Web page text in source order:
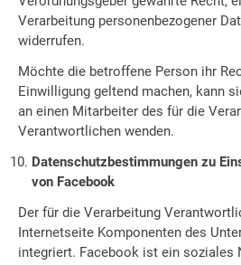
Verarbeitung personenbezogener
widerrufen.
Möchte die betroffene Person ihr
Einwilligung geltend machen, kann
an einen Mitarbeiter des für die
Verantwortlichen wenden.
Datenschutzbestimmungen zu
von Facebook
Der für die Verarbeitung
Internetseite Komponenten des
integriert. Facebook ist ein soziales